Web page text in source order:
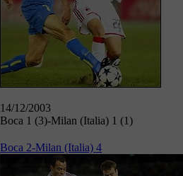
14/12/2003
Boca 1 (3)-Milan (Italia) 1 (1)
Boca 2-Milan (Italia) 4